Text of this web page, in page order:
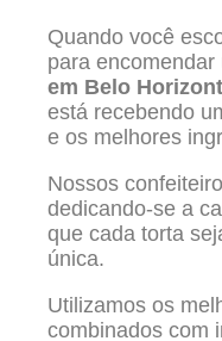
Quando você
para encomendar
em Belo
está recebendo
e os melhores
Nossos
dedicando-se a
que cada torta
única.
Utilizamos os
combinados com